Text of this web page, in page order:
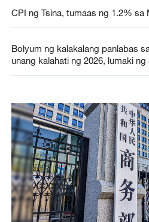
CPI ng Tsina, tumaas ng 1.2% sa
Bolyum ng kalakalang panlabas
unang kalahati ng 2026, lumaki ng